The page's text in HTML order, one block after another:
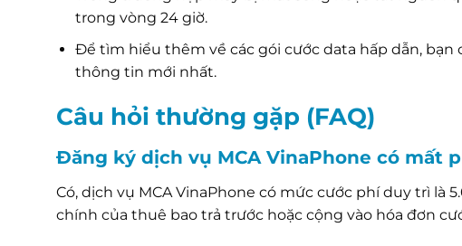
trong vòng 24 giờ.
Để tìm hiểu thêm về các gói cước data hấp dẫn, bạn
thông tin mới nhất.
Câu hỏi thường gặp (FAQ)
Đăng ký dịch vụ MCA VinaPhone có mất
Có, dịch vụ MCA VinaPhone có mức cước phí duy trì
chính của thuê bao trả trước hoặc cộng vào hóa đơn